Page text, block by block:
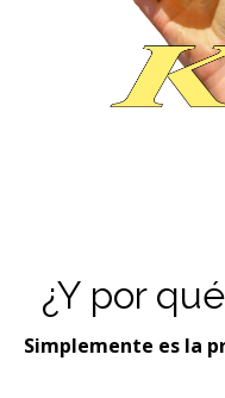
¿Y por
Simplemente es la